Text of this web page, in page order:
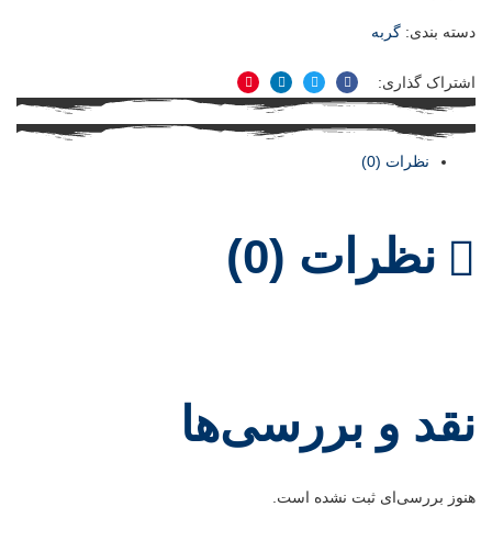
دسته بندی: گربه
اشتراک گذاری:
فیسبوکتوییترلینکدینپینترست
نظرات (0)
نظرات (0)
نقد و بررسی‌ها
هنوز بررسی‌ای ثبت نشده است.